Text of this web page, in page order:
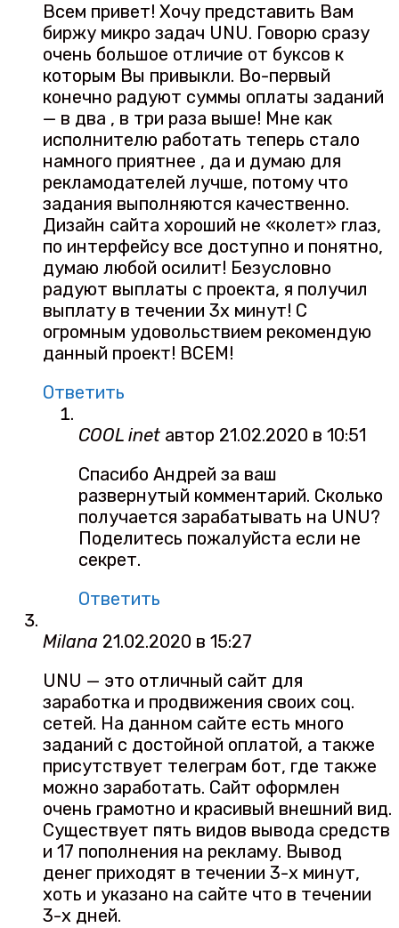
Всем привет! Хочу представить Вам
биржу микро задач UNU. Говорю сразу
очень большое отличие от буксов к
которым Вы привыкли. Во-первый
конечно радуют суммы оплаты заданий
— в два , в три раза выше! Мне как
исполнителю работать теперь стало
намного приятнее , да и думаю для
рекламодателей лучше, потому что
задания выполняются качественно.
Дизайн сайта хороший не «колет» глаз,
по интерфейсу все доступно и понятно,
думаю любой осилит! Безусловно
радуют выплаты с проекта, я получил
выплату в течении 3х минут! С
огромным удовольствием рекомендую
данный проект! ВСЕМ!
Ответить
COOL inet автор 21.02.2020 в 10:51
Спасибо Андрей за ваш
развернутый комментарий. Сколько
получается зарабатывать на UNU?
Поделитесь пожалуйста если не
секрет.
Ответить
Milana 21.02.2020 в 15:27
UNU — это отличный сайт для
заработка и продвижения своих соц.
сетей. На данном сайте есть много
заданий с достойной оплатой, а также
присутствует телеграм бот, где также
можно заработать. Сайт оформлен
очень грамотно и красивый внешний вид.
Существует пять видов вывода средств
и 17 пополнения на рекламу. Вывод
денег приходят в течении 3-х минут,
хоть и указано на сайте что в течении
3-х дней.